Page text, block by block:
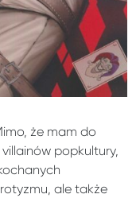
że mam do
popkultury,
ale także